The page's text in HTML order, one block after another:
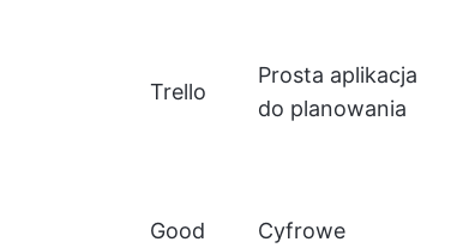
Trello
Prosta aplikacja
do planowania
Good Cyfrowe